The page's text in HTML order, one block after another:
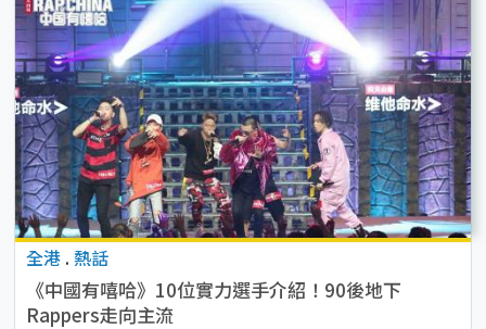
全港 . 熱話
《中國有嘻哈》10位實力選手介紹！90後地下
Rappers走向主流